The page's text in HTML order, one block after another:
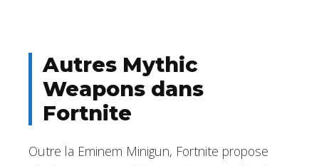
Autres Mythic
Weapons dans
Fortnite
Outre la Eminem Minigun, Fortnite propose